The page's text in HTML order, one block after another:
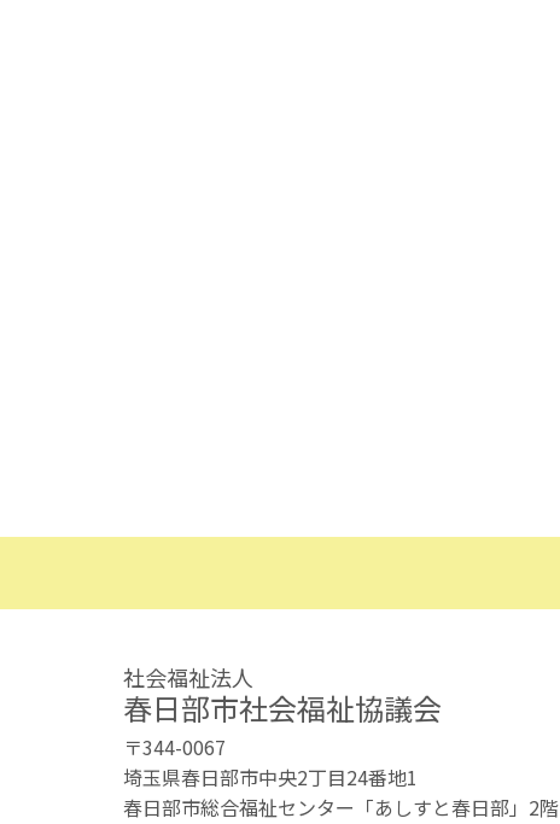
社会福祉法人
春日部市社会福祉協議会
〒344-0067
埼玉県春日部市中央2丁目24番地1
春日部市総合福祉センター「あしすと春日部」2階